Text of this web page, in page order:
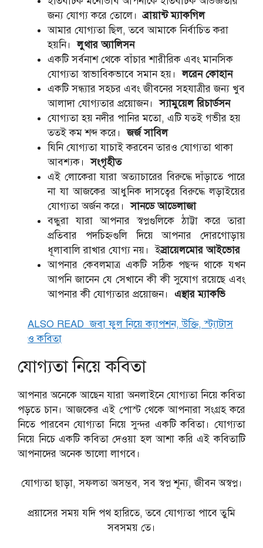
জন্য যোগ্য করে তোলে।ব্রায়ান্ট ম্যাকগিল
আমার যোগ্যতা ছিল, তবে আমাকে নির্বাচিত করা
হয়নি।লুথার অ্যালিসন
একটি সর্বনাশ থেকে বাঁচার শারীরিক এবং মানসিক
যোগ্যতা স্বাভাবিকভাবে সমান হয়।লরেন কোহান
একটি সন্ধ্যার সহচর এবং জীবনের সহযাত্রীর জন্য খুব
আলাদা যোগ্যতার প্রয়োজন।স্যামুয়েল রিচার্ডসন
যোগ্যতা হয় নদীর পানির মতো, এটি যতই গভীর হয়
ততই কম শব্দ করে।জর্জ সাবিল
যিনি যোগ্যতা যাচাই করবেন তারও যোগ্যতা থাকা
আবশ্যক।সংগৃহীত
এই লোকেরা যারা অত্যাচারের বিরুদ্ধে দাঁড়াতে পারে
না যা আজকের আধুনিক দাসত্বের বিরুদ্ধে লড়াইয়ের
যোগ্যতা অর্জন করে।সানডে আডেলাজা
বন্ধুরা যারা আপনার স্বপ্নগুলিকে ঠাট্টা করে তারা
প্রতিবার পদচিহ্নগুলি দিয়ে আপনার দোরগোড়ায়
ধূলাবালি রাখার যোগ্য নয়। ইস্রায়েলমোর আইভোর
আপনার কেবলমাত্র একটি সঠিক পছন্দ থাকে যখন
আপনি জানেন যে সেখানে কী কী সুযোগ রয়েছে এবং
আপনার কী যোগ্যতার প্রয়োজন। এস্থার ম্যাকভি
ALSO READ জবা ফুল নিয়ে ক্যাপশন, উক্তি, স্ট্যাটাস
ও কবিতা
যোগ্যতা নিয়ে কবিতা
আপনার অনেকে আছেন যারা অনলাইনে যোগ্যতা নিয়ে কবিতা
পড়তে চান। আজকের এই পোস্ট থেকে আপনারা সংগ্রহ করে
নিতে পারবেন যোগ্যতা নিয়ে সুন্দর একটি কবিতা। যোগ্যতা
নিয়ে নিচে একটি কবিতা দেওয়া হল আশা করি এই কবিতাটি
আপনাদের অনেক ভালো লাগবে।
যোগ্যতা ছাড়া, সফলতা অসম্ভব, সব স্বপ্ন শূন্য, জীবন অস্বপ্ন।
প্রয়াসের সময় যদি পথ হারিতে, তবে যোগ্যতা পাবে তুমি
সবসময় তে।